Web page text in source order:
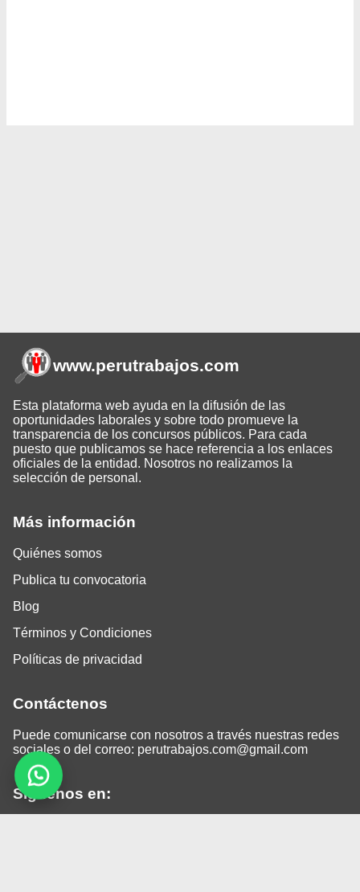
Más información
Quiénes somos
Publica tu convocatoria
Blog
Términos y Condiciones
Políticas de privacidad
Contáctenos
Puede comunicarse con nosotros a través nuestras redes
sociales o del correo: perutrabajos.com@gmail.com
Siguenos en:
www.perutrabajos.com
Esta plataforma web ayuda en la difusión de las
oportunidades laborales y sobre todo promueve la
transparencia de los concursos públicos. Para cada
puesto que publicamos se hace referencia a los enlaces
oficiales de la entidad. Nosotros no realizamos la
selección de personal.